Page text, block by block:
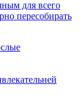
для всего
пересобирать